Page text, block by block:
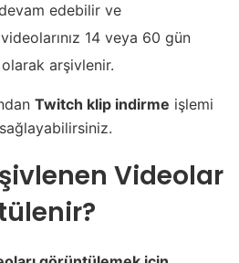
edebilir ve
14 veya 60 gün
arşivlenir.
Twitch klip indirme işlemi
Videolar